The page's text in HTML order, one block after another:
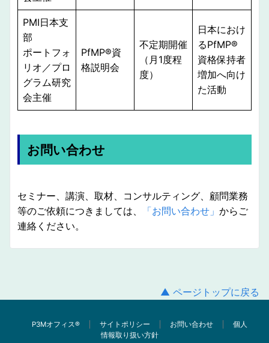
PMI日本支
部
ポートフォ
リオ／プロ
グラム研究
会主催
PfMP®︎資
格説明会
不定期開催
（月1度程
度）
日本におけ
るPfMP®︎
資格保持者
増加へ向け
た活動
お問い合わせ
セミナー、講演、取材、コンサルティング、顧問業務
等のご依頼につきましては、
「お問い合わせ」 からご
連絡ください。
▲ ページトップに戻る
P3Mオフィス®︎ サイトポリシー お問い合わせ
個人
情報取り扱い方針